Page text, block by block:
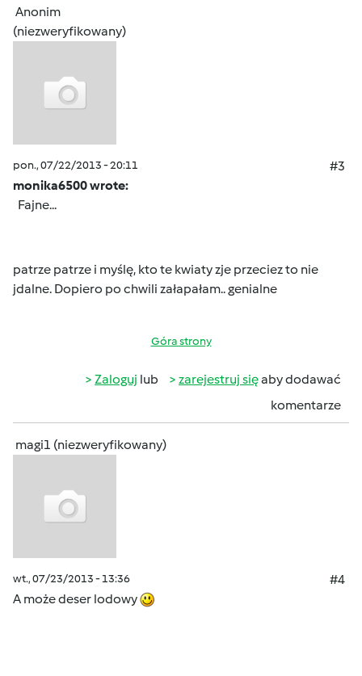
Anonim
(niezweryfikowany)
pon., 07/22/2013 - 20:11
#3
monika6500 wrote:
Fajne...
patrze patrze i myślę, kto te kwiaty zje przeciez to nie
jdalne. Dopiero po chwili załapałam.. genialne
Góra strony
Zaloguj lub zarejestruj sięaby dodawać
komentarze
magi1 (niezweryfikowany)
wt., 07/23/2013 - 13:36
#4
A może deser lodowy